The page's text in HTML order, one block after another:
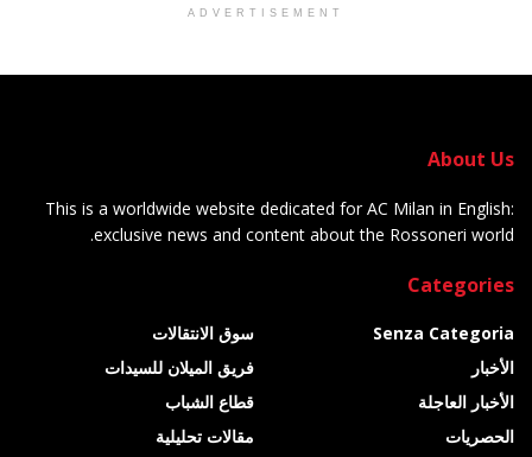
ADVERTISEMENT
About Us
This is a worldwide website dedicated for AC Milan in English:
exclusive news and content about the Rossoneri world.
Categories
Senza Categoria
الأخبار
الأخبار العاجلة
الحصريات
سوق الانتقالات
فريق الميلان للسيدات
قطاع الشباب
مقالات تحليلية